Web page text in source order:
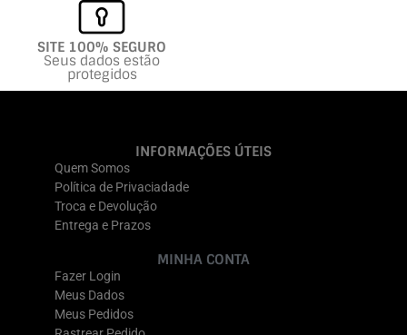
SITE 100% SEGURO
Seus dados estão
protegidos
INFORMAÇÕES ÚTEIS
Quem Somos
Política de Privaciadade
Troca e Devolução
Entrega e Prazos
MINHA CONTA
Fazer Login
Meus Dados
Meus Pedidos